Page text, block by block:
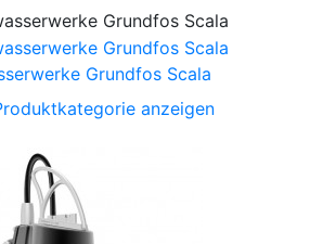
Grundfos Scala
anzeigen